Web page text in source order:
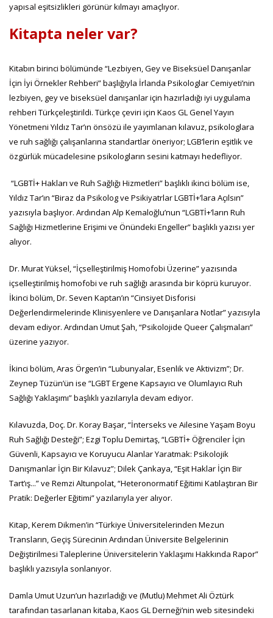
yapısal eşitsizlikleri görünür kılmayı amaçlıyor.
Kitapta neler var?
Kitabın birinci bölümünde “Lezbiyen, Gey ve Biseksüel Danışanlar
İçin İyi Örnekler Rehberi” başlığıyla İrlanda Psikologlar Cemiyeti’nin
lezbiyen, gey ve biseksüel danışanlar için hazırladığı iyi uygulama
rehberi Türkçeleştirildi. Türkçe çeviri için Kaos GL Genel Yayın
Yönetmeni Yıldız Tar’ın önsözü ile yayımlanan kılavuz, psikologlara
ve ruh sağlığı çalışanlarına standartlar öneriyor; LGB’lerin eşitlik ve
özgürlük mücadelesine psikologların sesini katmayı hedefliyor.
“LGBTİ+ Hakları ve Ruh Sağlığı Hizmetleri” başlıklı ikinci bölüm ise,
Yıldız Tar’ın “Biraz da Psikolog ve Psikiyatrlar LGBTİ+’lara Açılsın”
yazısıyla başlıyor. Ardından Alp Kemaloğlu’nun “LGBTİ+’ların Ruh
Sağlığı Hizmetlerine Erişimi ve Önündeki Engeller” başlıklı yazısı yer
alıyor.
Dr. Murat Yüksel, “İçselleştirilmiş Homofobi Üzerine” yazısında
içselleştirilmiş homofobi ve ruh sağlığı arasında bir köprü kuruyor.
İkinci bölüm, Dr. Seven Kaptan’ın “Cinsiyet Disforisi
Değerlendirmelerinde Klinisyenlere ve Danışanlara Notlar” yazısıyla
devam ediyor. Ardından Umut Şah, “Psikolojide Queer Çalışmaları”
üzerine yazıyor.
İkinci bölüm, Aras Örgen’in “Lubunyalar, Esenlik ve Aktivizm”; Dr.
Zeynep Tüzün’ün ise “LGBT Ergene Kapsayıcı ve Olumlayıcı Ruh
Sağlığı Yaklaşımı” başlıklı yazılarıyla devam ediyor.
Kılavuzda, Doç. Dr. Koray Başar, “İnterseks ve Ailesine Yaşam Boyu
Ruh Sağlığı Desteği”; Ezgi Toplu Demirtaş, “LGBTİ+ Öğrenciler İçin
Güvenli, Kapsayıcı ve Koruyucu Alanlar Yaratmak: Psikolojik
Danışmanlar İçin Bir Kılavuz”; Dilek Çankaya, “Eşit Haklar İçin Bir
Tart’ış...” ve Remzi Altunpolat, “Heteronormatif Eğitimi Katılaştıran Bir
Pratik: Değerler Eğitimi” yazılarıyla yer alıyor.
Kitap, Kerem Dikmen’in “Türkiye Üniversitelerinden Mezun
Transların, Geçiş Sürecinin Ardından Üniversite Belgelerinin
Değiştirilmesi Taleplerine Üniversitelerin Yaklaşımı Hakkında Rapor”
başlıklı yazısıyla sonlanıyor.
Damla Umut Uzun’un hazırladığı ve (Mutlu) Mehmet Ali Öztürk
tarafından tasarlanan kitaba, Kaos GL Derneği’nin web sitesindeki